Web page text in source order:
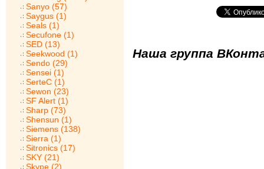
Sanyo (57)
Saygus (1)
Seals (1)
Secufone (1)
SED (13)
Seekwood (1)
Sendo (29)
Sensei (1)
SerteC (1)
Sewon (23)
SF Alert (1)
Sharp (73)
Shensun (1)
Siemens (138)
Sierra (1)
Sitronics (17)
SKY (21)
Skype (2)
Наша группа